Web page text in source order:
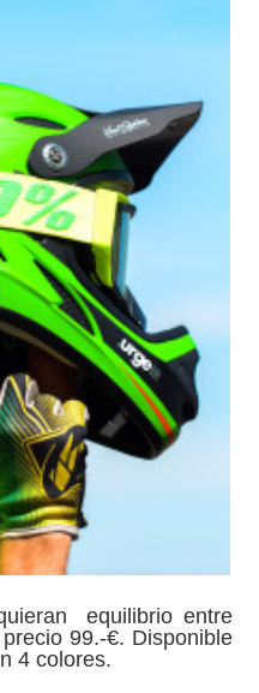
equilibrio entre
99.-€. Disponible
4 colores.